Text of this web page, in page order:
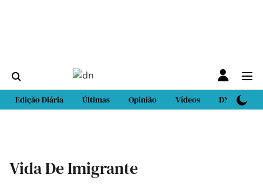
Edição Diária Últimas Opinião Vídeos DN Sport
Vida De Imigrante